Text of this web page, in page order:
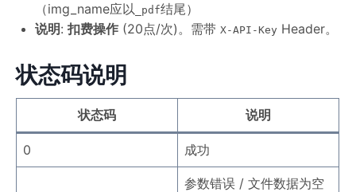
（img_name应以 _pdf结尾）
说明: 扣费操作 (20点/次)。需带 X-API-Key Header。
状态码说明
状态码 说明
0 成功
参数错误 / 文件数据为空